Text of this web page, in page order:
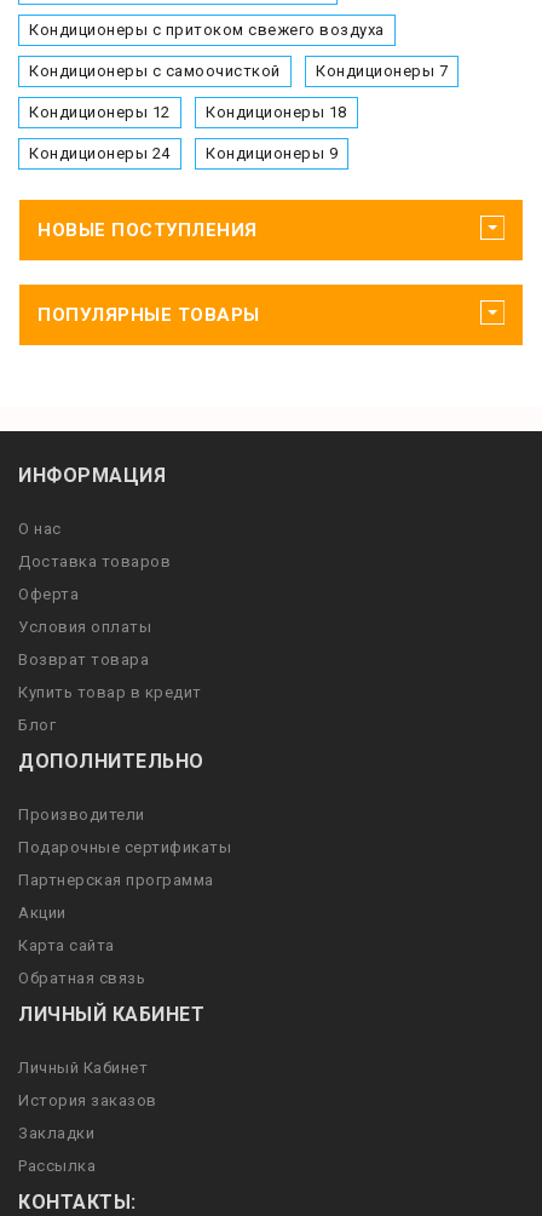
Кондиционеры с притоком свежего воздуха
Кондиционеры с самоочисткой Кондиционеры 7
Кондиционеры 12 Кондиционеры 18
Кондиционеры 24 Кондиционеры 9
НОВЫЕ ПОСТУПЛЕНИЯ
ПОПУЛЯРНЫЕ ТОВАРЫ
ИНФОРМАЦИЯ
О нас
Доставка товаров
Оферта
Условия оплаты
Возврат товара
Купить товар в кредит
Блог
ДОПОЛНИТЕЛЬНО
Производители
Подарочные сертификаты
Партнерская программа
Акции
Карта сайта
Обратная связь
ЛИЧНЫЙ КАБИНЕТ
Личный Кабинет
История заказов
Закладки
Рассылка
КОНТАКТЫ: